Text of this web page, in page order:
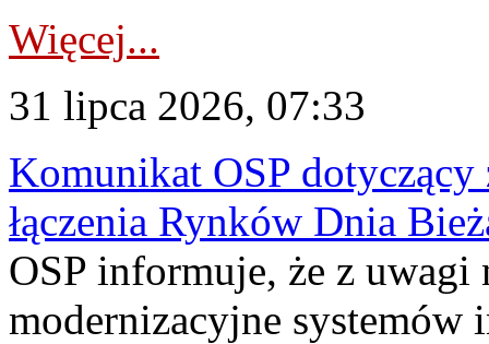
Więcej...
31 lipca 2026, 07:33
Komunikat OSP dotyczący
łączenia Rynków Dnia
OSP informuje, że z uwagi
modernizacyjne